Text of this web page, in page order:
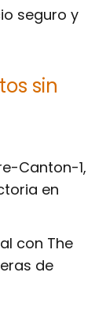
seguro y
sin
Canton-1,
en
con The
de